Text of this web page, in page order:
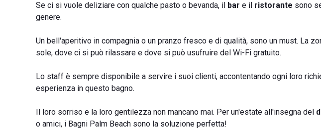
Se ci si vuole deliziare con qualche pasto o bevanda, il bar e il ristorante sono
genere.
Un bell'aperitivo in compagnia o un pranzo fresco e di qualità, sono un must. La
sole, dove ci si può rilassare e dove si può usufruire del Wi-Fi gratuito.
Lo staff è sempre disponibile a servire i suoi clienti, accontentando ogni loro
esperienza in questo bagno.
Il loro sorriso e la loro gentilezza non mancano mai. Per un'estate all'insegna del
o amici, i Bagni Palm Beach sono la soluzione perfetta!